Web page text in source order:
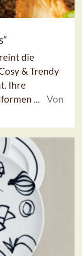
die
& Trendy
Ihre
...
Von